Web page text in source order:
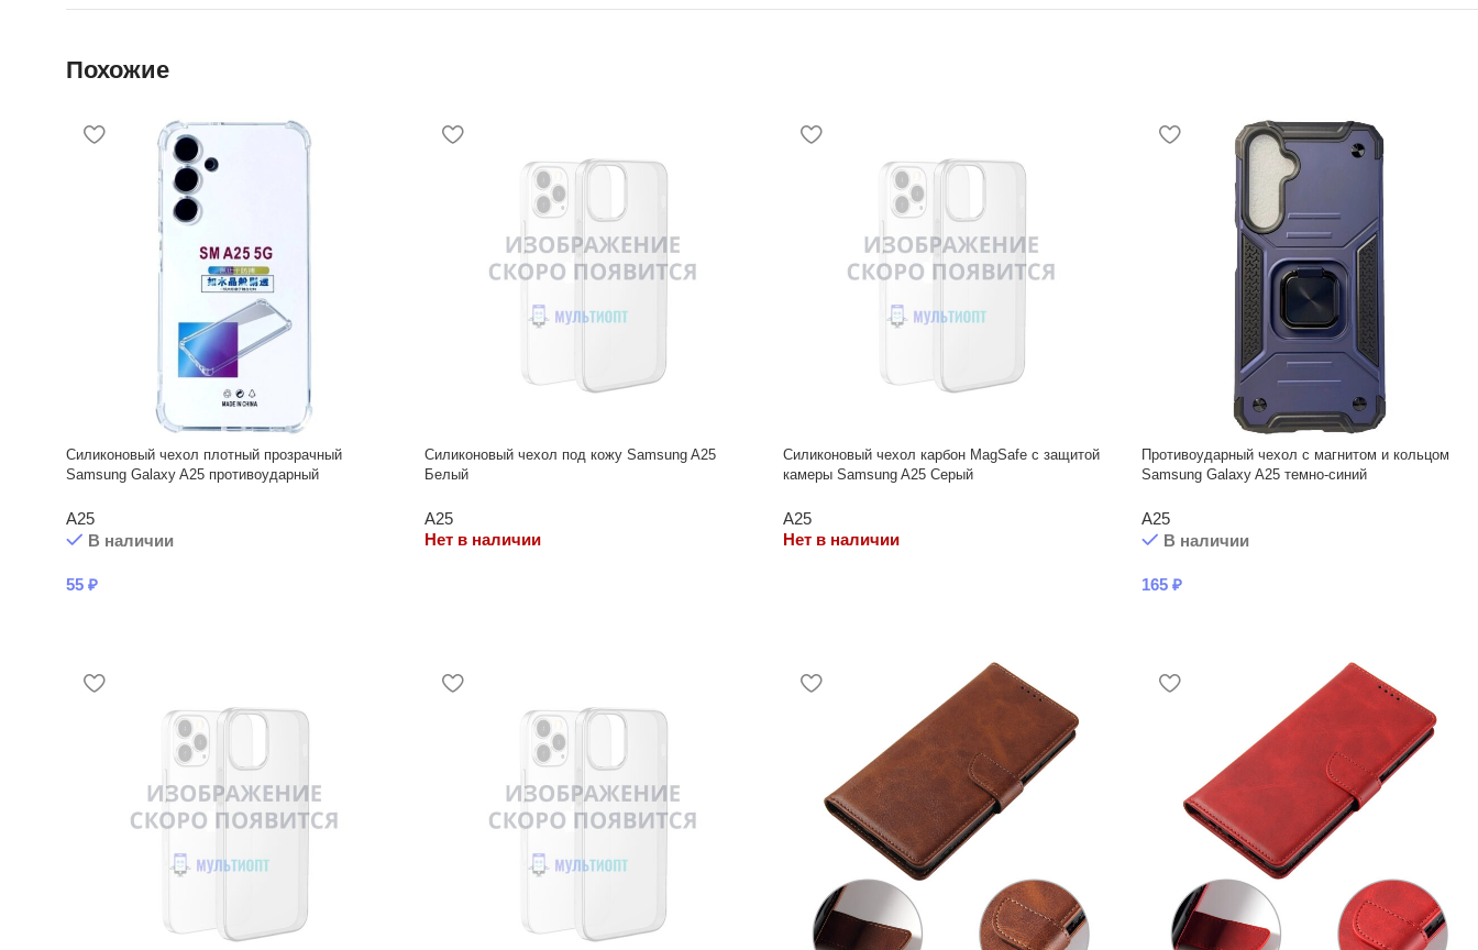
Похожие
Силиконовый чехол плотный прозрачный
Samsung Galaxy A25 противоударный
A25
В наличии
55 ₽
Силиконовый чехол под кожу Samsung A25
Белый
A25
Нет в наличии
Силиконовый чехол карбон MagSafe с защитой
камеры Samsung A25 Серый
A25
Нет в наличии
Противоударный чехол с магнитом и кольцом
Samsung Galaxy A25 темно-синий
A25
В наличии
165 ₽